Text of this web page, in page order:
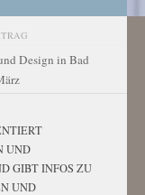
Design in Bad
UND
GIBT INFOS ZU
UND